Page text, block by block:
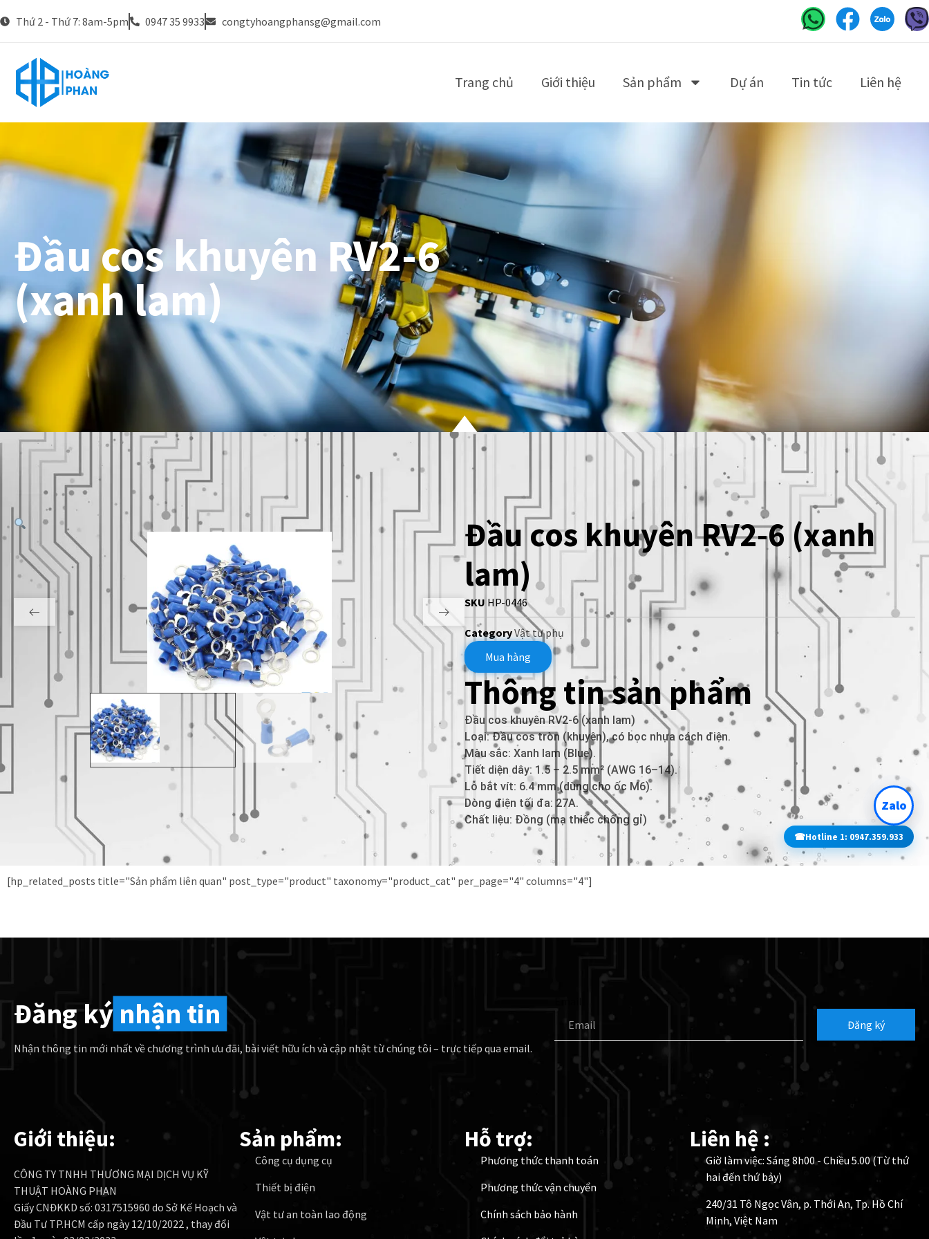
Thứ 2 - Thứ 7: 8am-5pm 0947 35 9933 congtyhoangphansg@gmail.com
Trang chủ Giới thiệu Sản phẩm Dự án Tin tức Liên hệ
Đầu cos khuyên RV2-6
(xanh lam)
Đầu cos khuyên RV2-6 (xanh
lam)
SKU HP-0446
CategoryVật tư phụ
Mua hàng
Thông tin sản phẩm
Đầu cos khuyên RV2-6 (xanh lam)
Loại: Đầu cos tròn (khuyên), có bọc nhựa cách điện.
Màu sắc: Xanh lam (Blue).
Tiết diện dây: 1.5 – 2.5 mm² (AWG 16–14).
Lỗ bắt vít: 6.4 mm (dùng cho ốc M6).
Dòng điện tối đa: 27A.
Chất liệu: Đồng (mạ thiếc chống gỉ)
[hp_related_posts title="Sản phẩm liên quan" post_type="product" taxonomy="product_cat" per_page="4" columns="4"]
Đăng ký nhận tin
Nhận thông tin mới nhất về chương trình ưu đãi, bài viết hữu ích và cập nhật từ chúng tôi – trực tiếp qua email.
Đăng ký
Giới thiệu:
CÔNG TY TNHH THƯƠNG MẠI DỊCH VỤ KỸ
THUẬT HOÀNG PHAN
Giấy CNĐKKD số: 0317515960 do Sở Kế Hoạch và
Đầu Tư TP.HCM cấp ngày 12/10/2022 , thay đổi
Sản phẩm:
Công cụ dụng cụ
Thiết bị điện
Vật tư an toàn lao động
Hỗ trợ:
Phương thức thanh toán
Phương thức vận chuyển
Chính sách bảo hành
Liên hệ :
Giờ làm việc: Sáng 8h00 - Chiều 5.00 (Từ thứ
hai đến thứ bảy)
240/31 Tô Ngọc Vân, p. Thới An, Tp. Hồ Chí
Minh, Việt Nam
Zalo
☎Hotline 1: 0947.359.933